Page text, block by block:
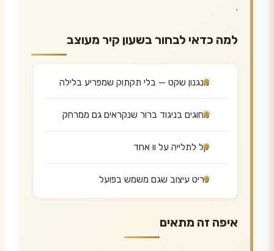
.
למה כדאי לבחור בשעון קיר מעוצב
מנגנון שקט — בלי תקתוק שמפריע בלילה
מחוגים בניגוד ברור שנקראים גם ממרחק
קל לתלייה על וו אחד
פריט עיצוב שגם משמש בפועל
איפה זה מתאים